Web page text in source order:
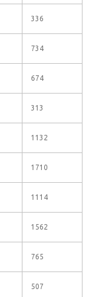
336
734
674
313
1132
1710
1114
1562
765
507